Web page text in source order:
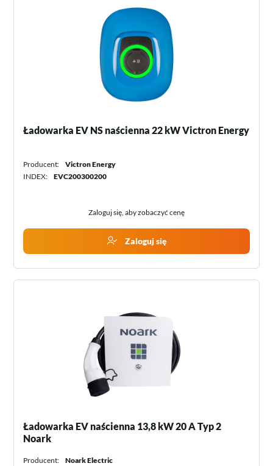
Ładowarka EV NS naścienna 22 kW Victron Energy
Producent:
Victron Energy
INDEX:
EVC200300200
Zaloguj się, aby zobaczyć cenę
Zaloguj się
Ładowarka EV naścienna 13,8 kW 20 A Typ 2
Noark
Producent:
Noark Electric